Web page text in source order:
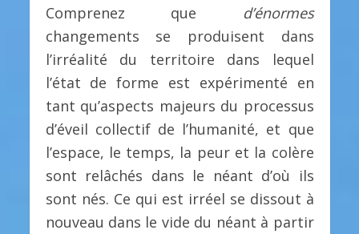
Comprenez que
d’énormes
changements se produisent dans
l’irréalité du territoire dans lequel
l’état de forme est expérimenté en
tant qu’aspects majeurs du processus
d’éveil collectif de l’humanité, et que
l’espace, le temps, la peur et la colère
sont relâchés dans le néant d’où ils
sont nés. Ce qui est irréel se dissout à
nouveau dans le vide du néant à partir